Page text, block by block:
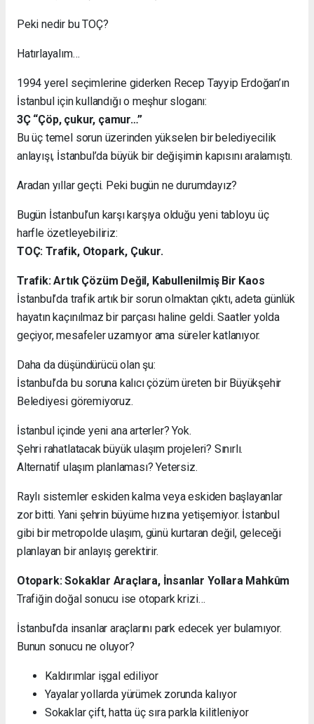
Peki nedir bu TOÇ?
Hatırlayalım…
1994 yerel seçimlerine giderken Recep Tayyip Erdoğan’ın
İstanbul için kullandığı o meşhur sloganı:
3Ç “Çöp, çukur, çamur…”
Bu üç temel sorun üzerinden yükselen bir belediyecilik
anlayışı, İstanbul’da büyük bir değişimin kapısını aralamıştı.
Aradan yıllar geçti. Peki bugün ne durumdayız?
Bugün İstanbul’un karşı karşıya olduğu yeni tabloyu üç
harfle özetleyebiliriz:
TOÇ: Trafik, Otopark, Çukur.
Trafik: Artık Çözüm Değil, Kabullenilmiş Bir Kaos
İstanbul’da trafik artık bir sorun olmaktan çıktı, adeta günlük
hayatın kaçınılmaz bir parçası haline geldi. Saatler yolda
geçiyor, mesafeler uzamıyor ama süreler katlanıyor.
Daha da düşündürücü olan şu:
İstanbul’da bu soruna kalıcı çözüm üreten bir Büyükşehir
Belediyesi göremiyoruz.
İstanbul içinde yeni ana arterler? Yok.
Şehri rahatlatacak büyük ulaşım projeleri? Sınırlı.
Alternatif ulaşım planlaması? Yetersiz.
Raylı sistemler eskiden kalma veya eskiden başlayanlar
zor bitti. Yani şehrin büyüme hızına yetişemiyor. İstanbul
gibi bir metropolde ulaşım, günü kurtaran değil, geleceği
planlayan bir anlayış gerektirir.
Otopark: Sokaklar Araçlara, İnsanlar Yollara Mahkûm
Trafiğin doğal sonucu ise otopark krizi…
İstanbul’da insanlar araçlarını park edecek yer bulamıyor.
Bunun sonucu ne oluyor?
Kaldırımlar işgal ediliyor
Yayalar yollarda yürümek zorunda kalıyor
Sokaklar çift, hatta üç sıra parkla kilitleniyor